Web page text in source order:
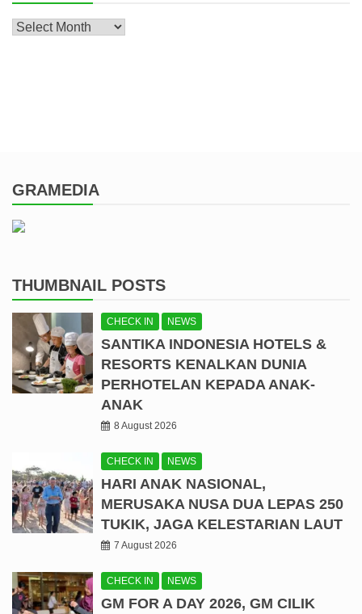
Archive
GRAMEDIA
THUMBNAIL POSTS
CHECK IN NEWS
SANTIKA INDONESIA HOTELS &
RESORTS KENALKAN DUNIA
PERHOTELAN KEPADA ANAK-
ANAK
8 August 2026
CHECK IN NEWS
HARI ANAK NASIONAL,
MERUSAKA NUSA DUA LEPAS 250
TUKIK, JAGA KELESTARIAN LAUT
7 August 2026
CHECK IN NEWS
GM FOR A DAY 2026, GM CILIK